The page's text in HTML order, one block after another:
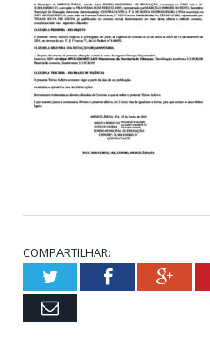
COMPARTILHAR:
TwitterFacebook
Email